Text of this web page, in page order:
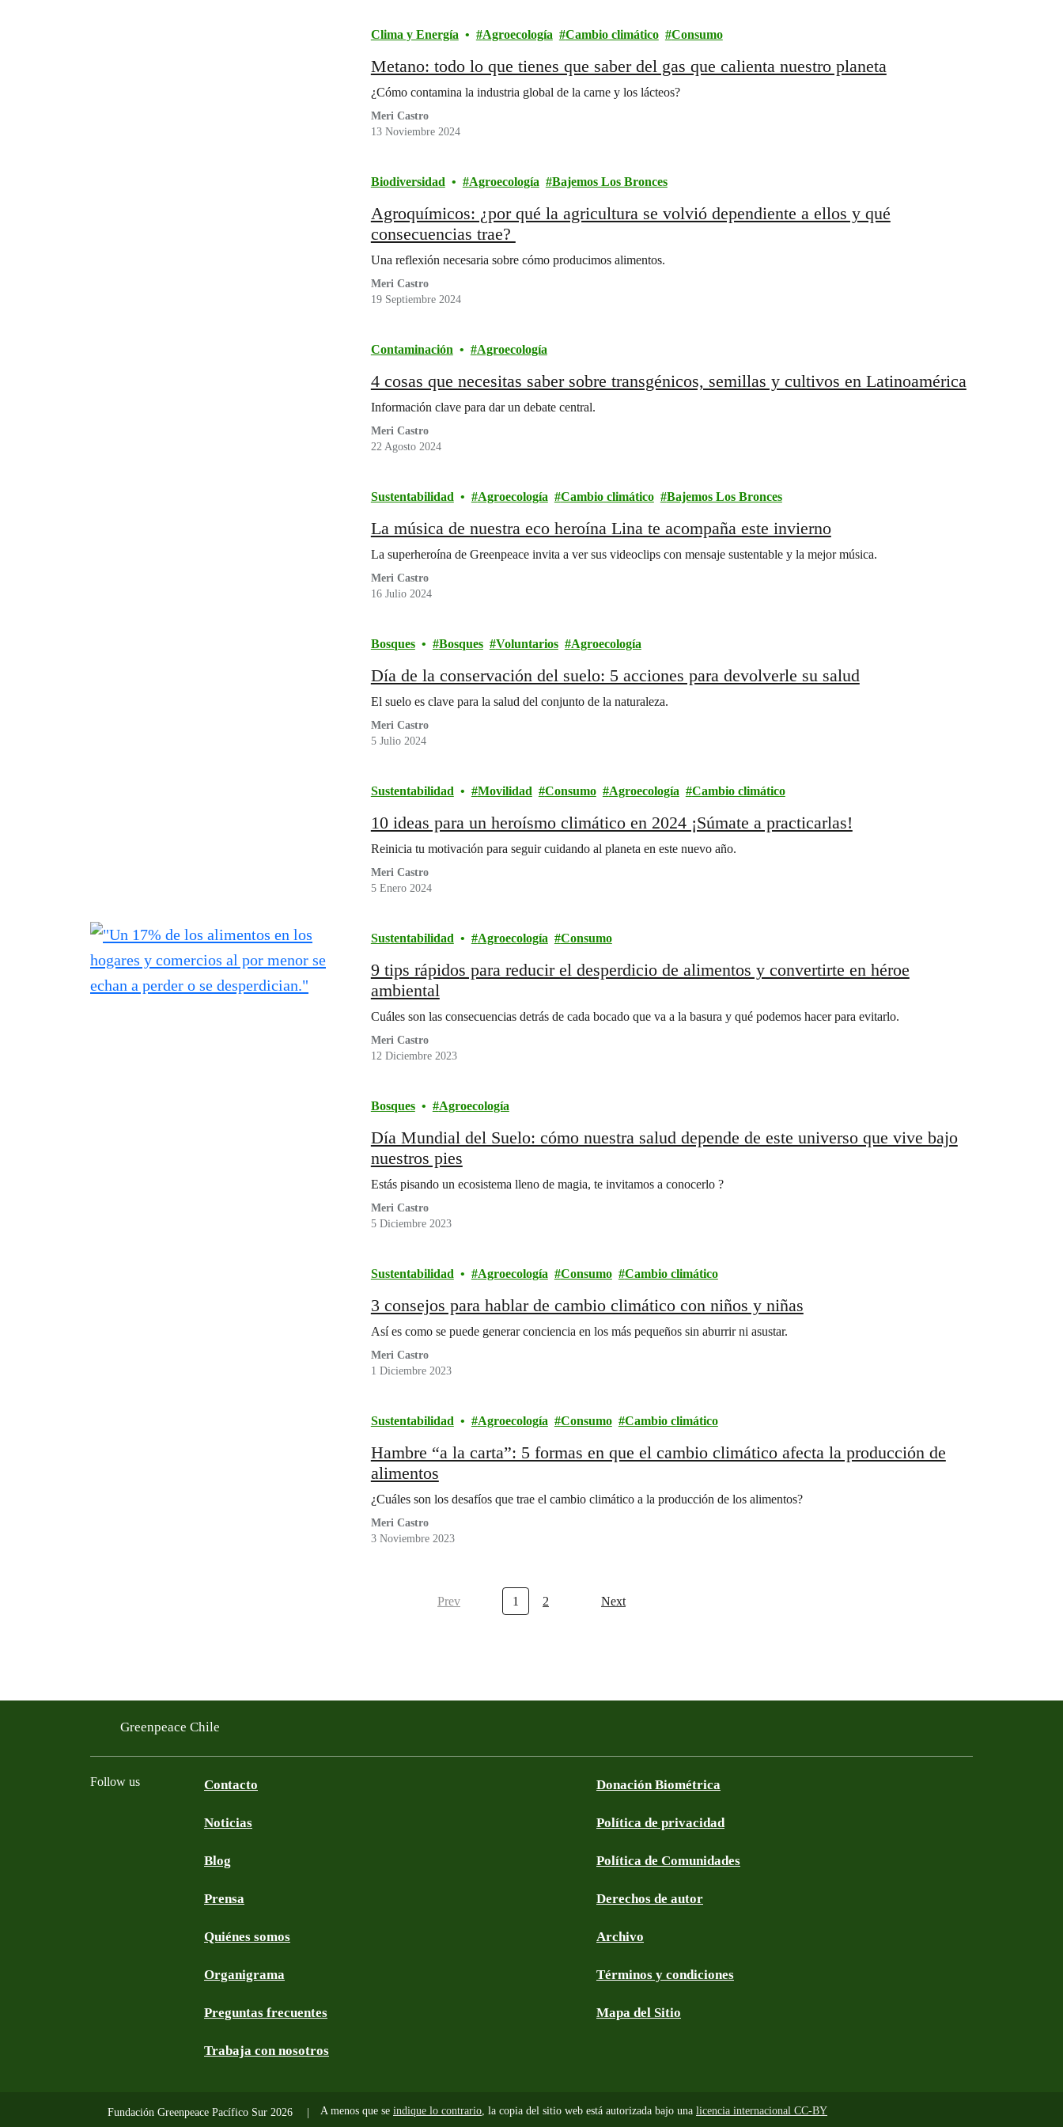
Clima y Energía Agroecología Cambio climático Consumo
Metano: todo lo que tienes que saber del gas que calienta nuestro planeta
¿Cómo contamina la industria global de la carne y los lácteos?
Meri Castro
13 Noviembre 2024
Biodiversidad Agroecología Bajemos Los Bronces
Agroquímicos: ¿por qué la agricultura se volvió dependiente a ellos y qué
consecuencias trae?
Una reflexión necesaria sobre cómo producimos alimentos.
Meri Castro
19 Septiembre 2024
Contaminación Agroecología
4 cosas que necesitas saber sobre transgénicos, semillas y cultivos en Latinoamérica
Información clave para dar un debate central.
Meri Castro
22 Agosto 2024
Sustentabilidad Agroecología Cambio climático Bajemos Los Bronces
La música de nuestra eco heroína Lina te acompaña este invierno
La superheroína de Greenpeace invita a ver sus videoclips con mensaje sustentable y la mejor música.
Meri Castro
16 Julio 2024
Bosques Bosques Voluntarios Agroecología
Día de la conservación del suelo: 5 acciones para devolverle su salud
El suelo es clave para la salud del conjunto de la naturaleza.
Meri Castro
5 Julio 2024
Sustentabilidad Movilidad Consumo Agroecología Cambio climático
10 ideas para un heroísmo climático en 2024 ¡Súmate a practicarlas!
Reinicia tu motivación para seguir cuidando al planeta en este nuevo año.
Meri Castro
5 Enero 2024
Sustentabilidad Agroecología Consumo
9 tips rápidos para reducir el desperdicio de alimentos y convertirte en héroe
ambiental
Cuáles son las consecuencias detrás de cada bocado que va a la basura y qué podemos hacer para evitarlo.
Meri Castro
12 Diciembre 2023
Bosques Agroecología
Día Mundial del Suelo: cómo nuestra salud depende de este universo que vive bajo
nuestros pies
Estás pisando un ecosistema lleno de magia, te invitamos a conocerlo ?
Meri Castro
5 Diciembre 2023
Sustentabilidad Agroecología Consumo Cambio climático
3 consejos para hablar de cambio climático con niños y niñas
Así es como se puede generar conciencia en los más pequeños sin aburrir ni asustar.
Meri Castro
1 Diciembre 2023
Sustentabilidad Agroecología Consumo Cambio climático
Hambre “a la carta”: 5 formas en que el cambio climático afecta la producción de
alimentos
¿Cuáles son los desafíos que trae el cambio climático a la producción de los alimentos?
Meri Castro
3 Noviembre 2023
Prev 1 2 Next
Greenpeace Chile
Follow us Contacto
Noticias
Blog
Prensa
Quiénes somos
Organigrama
Preguntas frecuentes
Trabaja con nosotros
Donación Biométrica
Política de privacidad
Política de Comunidades
Derechos de autor
Archivo
Términos y condiciones
Mapa del Sitio
Fundación Greenpeace Pacífico Sur 2026 A menos que se indique lo contrario, la copia del sitio web está autorizada bajo una licencia internacional CC-BY